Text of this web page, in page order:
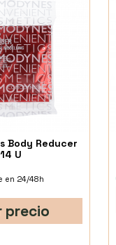
Body Reducer
U
en 24/48h
precio